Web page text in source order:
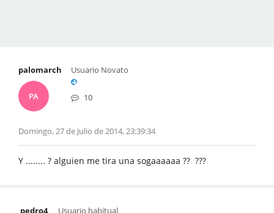
palomarch
PA
Usuario Novato
10
Domingo, 27 de Julio de 2014, 23:39:34
Y ........ ? alguien me tira una sogaaaaaa ?? ???
pedro4 Usuario habitual